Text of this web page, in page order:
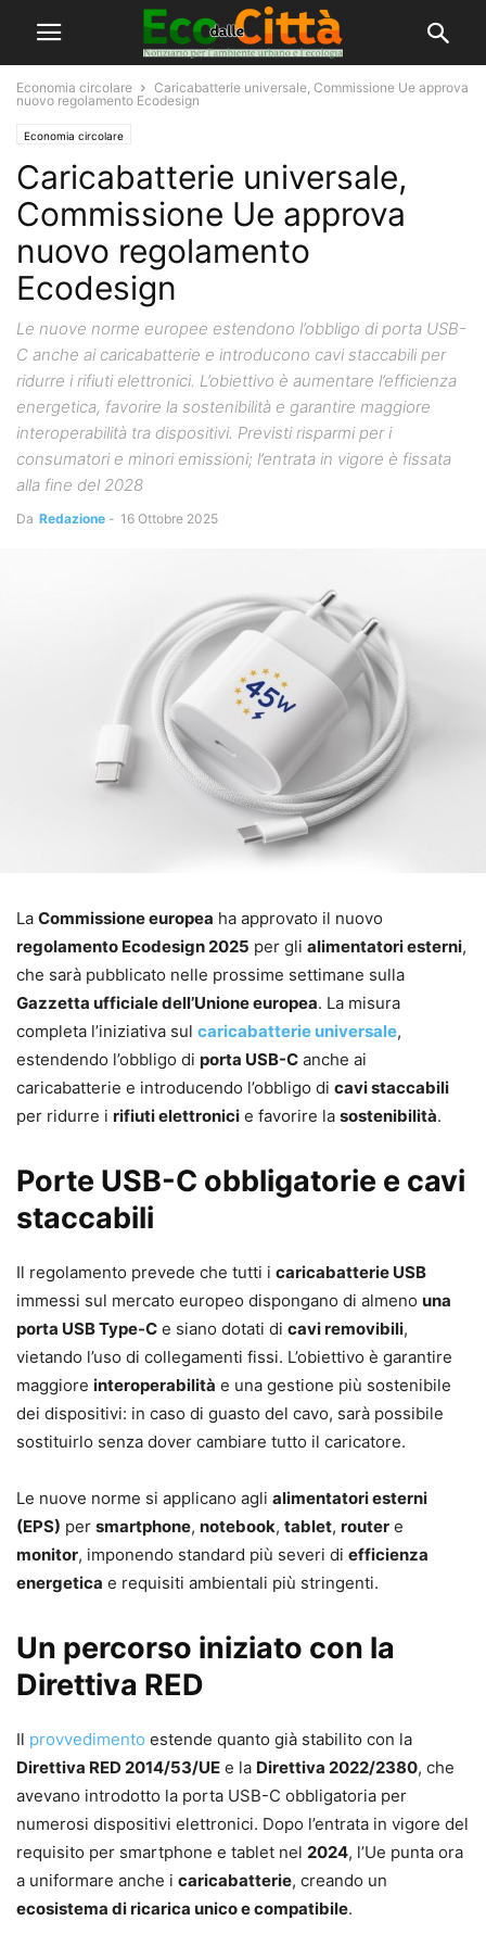
Economia circolare
Caricabatterie universale, Commissione Ue approva
nuovo regolamento Ecodesign
Economia circolare
Caricabatterie universale,
Commissione Ue approva
nuovo regolamento
Ecodesign
Le nuove norme europee estendono l’obbligo di porta USB-
C anche ai caricabatterie e introducono cavi staccabili per
ridurre i rifiuti elettronici. L’obiettivo è aumentare l’efficienza
energetica, favorire la sostenibilità e garantire maggiore
interoperabilità tra dispositivi. Previsti risparmi per i
consumatori e minori emissioni; l’entrata in vigore è fissata
alla fine del 2028
Da Redazione - 16 Ottobre 2025
La Commissione europea ha approvato il nuovo
regolamento Ecodesign 2025 per gli alimentatori esterni,
che sarà pubblicato nelle prossime settimane sulla
Gazzetta ufficiale dell’Unione europea. La misura
completa l’iniziativa sul caricabatterie universale,
estendendo l’obbligo di porta USB-C anche ai
caricabatterie e introducendo l’obbligo di cavi staccabili
per ridurre i rifiuti elettronici e favorire la sostenibilità.
Porte USB-C obbligatorie e cavi
staccabili
Il regolamento prevede che tutti i caricabatterie USB
immessi sul mercato europeo dispongano di almeno una
porta USB Type-C e siano dotati di cavi removibili,
vietando l’uso di collegamenti fissi. L’obiettivo è garantire
maggiore interoperabilità e una gestione più sostenibile
dei dispositivi: in caso di guasto del cavo, sarà possibile
sostituirlo senza dover cambiare tutto il caricatore.
Le nuove norme si applicano agli alimentatori esterni
(EPS) per smartphone, notebook, tablet, router e
monitor, imponendo standard più severi di efficienza
energetica e requisiti ambientali più stringenti.
Un percorso iniziato con la
Direttiva RED
Il provvedimento estende quanto già stabilito con la
Direttiva RED 2014/53/UE e la Direttiva 2022/2380, che
avevano introdotto la porta USB-C obbligatoria per
numerosi dispositivi elettronici. Dopo l’entrata in vigore del
requisito per smartphone e tablet nel 2024, l’Ue punta ora
a uniformare anche i caricabatterie, creando un
ecosistema di ricarica unico e compatibile.